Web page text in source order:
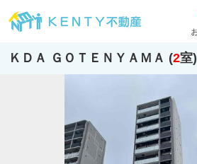
ＫＤＡ ＧＯＴＥＮＹＡＭＡ (2室)